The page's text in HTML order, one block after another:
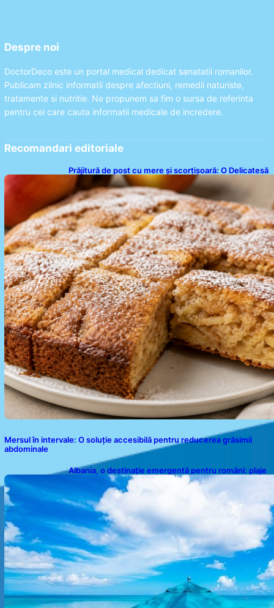
Despre noi
DoctorDeco este un portal medical dedicat sanatatii romanilor.
Publicam zilnic informatii despre afectiuni, remedii naturiste,
tratamente si nutritie. Ne propunem sa fim o sursa de referinta
pentru cei care cauta informatii medicale de incredere.
Recomandari editoriale
Prăjitură de post cu mere și scorțișoară: O Delicatesă
Dulce pentru Postul Adormirii Maicii Domnului
Mersul în intervale: O soluție accesibilă pentru reducerea grăsimii
abdominale
Albania, o destinație emergentă pentru români: plaje
spectaculoase, ape turcoaz și prețuri accesibile